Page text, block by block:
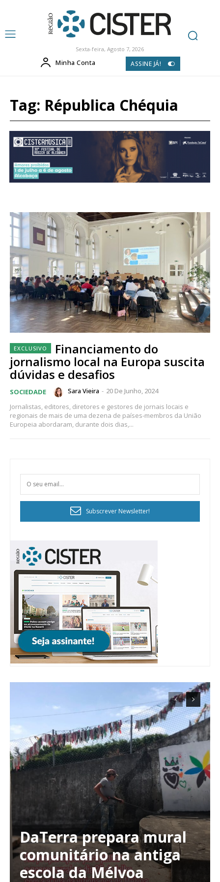
Planos de Assinatura
Faça-se assinante do Região de Cister e ajude-nos a manter este serviço
Sexta-feira, Agosto 7, 2026
Minha Conta ASSINE JÁ!
Tag: Républica Chéquia
Financiamento do
jornalismo local na Europa suscita
dúvidas e desafios
SOCIEDADE Sara Vieira - 20 De Junho, 2024
Jornalistas, editores, diretores e gestores de jornais locais e
regionais de mais de uma dezena de países-membros da União
Europeia abordaram, durante dois dias,...
Subscrever Newsletter!
DaTerra prepara mural
comunitário na antiga
escola da Mélvoa